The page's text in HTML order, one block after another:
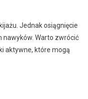
Jednak osiągnięcie
nawyków. Warto zwrócić
aktywne, które mogą